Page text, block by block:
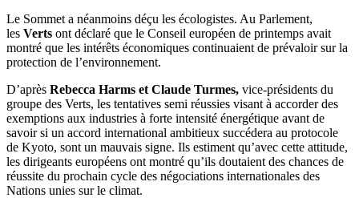
Le Sommet a néanmoins déçu les écologistes. Au Parlement,
les Verts ont déclaré que le Conseil européen de printemps avait
montré que les intérêts économiques continuaient de prévaloir sur la
protection de l’environnement.
D’après Rebecca Harms et Claude Turmes, vice-présidents du
groupe des Verts, les tentatives semi réussies visant à accorder des
exemptions aux industries à forte intensité énergétique avant de
savoir si un accord international ambitieux succédera au protocole
de Kyoto, sont un mauvais signe. Ils estiment qu’avec cette attitude,
les dirigeants européens ont montré qu’ils doutaient des chances de
réussite du prochain cycle des négociations internationales des
Nations unies sur le climat.